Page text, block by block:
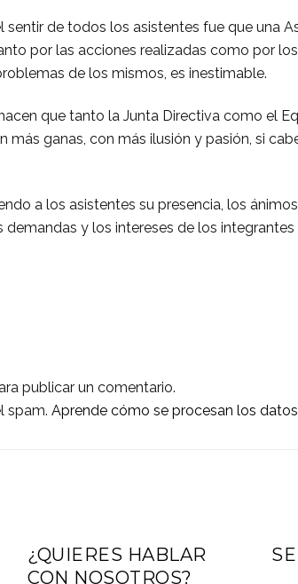
sentir de todos los asistentes fue que una
por las acciones realizadas como por
de los mismos, es inestimable.
que tanto la Junta Directiva como el
ganas, con más ilusión y pasión, si
a los asistentes su presencia, los
y los intereses de los integrantes
publicar un comentario.
spam. Aprende cómo se procesan los
¿QUIERES HABLAR
CON NOSOTROS?